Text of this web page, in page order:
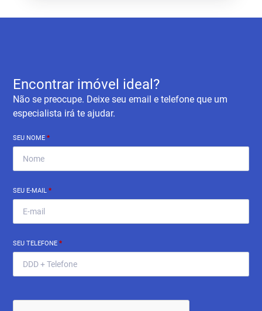
Encontrar imóvel ideal?
Não se preocupe. Deixe seu email e telefone que um
especialista irá te ajudar.
SEU NOME*
SEU E-MAIL*
SEU TELEFONE*